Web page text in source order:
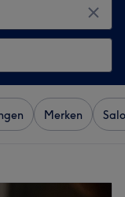
Merken